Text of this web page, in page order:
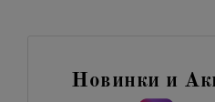
Новинки и